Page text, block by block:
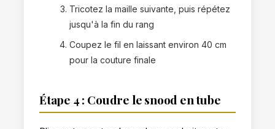
Tricotez la maille suivante, puis répétez
jusqu'à la fin du rang
Coupez le fil en laissant environ 40 cm
pour la couture finale
Étape 4 : Coudre le snood en tube